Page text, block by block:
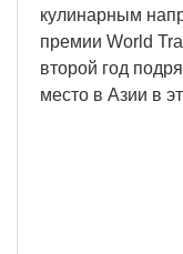
кулинарным
премии World
второй год
место в Азии в